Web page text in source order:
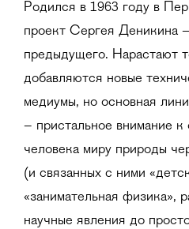
Родился в 1963 году в
проект Сергея Деникина
предыдущего. Нарастают
добавляются новые
медиумы, но основная
– пристальное внимание
человека миру природы
(и связанных с ними
«занимательная физика»,
научные явления до